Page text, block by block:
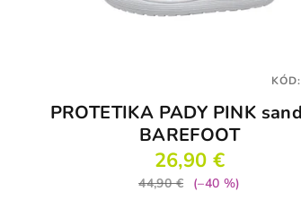
PROTETIKA PADY PINK
BAREFOOT
26,90 €
44,90 € (–40 %)